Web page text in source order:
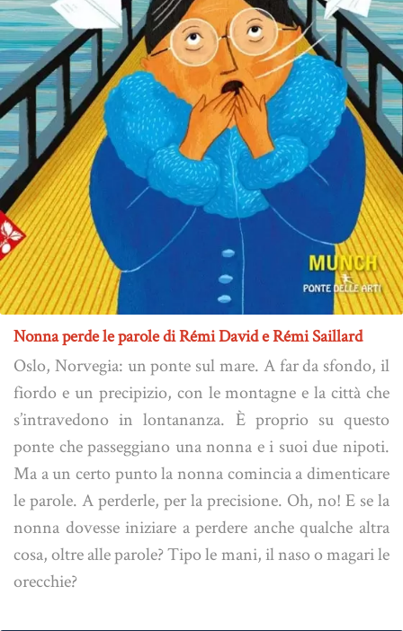
Nonna perde le parole di Rémi David e Rémi Saillard
Oslo, Norvegia: un ponte sul mare. A far da sfondo, il
fiordo e un precipizio, con le montagne e la città che
s’intravedono in lontananza. È proprio su questo
ponte che passeggiano una nonna e i suoi due nipoti.
Ma a un certo punto la nonna comincia a dimenticare
le parole. A perderle, per la precisione. Oh, no! E se la
nonna dovesse iniziare a perdere anche qualche altra
cosa, oltre alle parole? Tipo le mani, il naso o magari le
orecchie?